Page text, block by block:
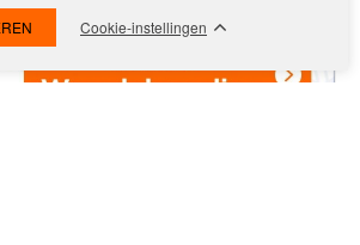
Cookie-instellingen